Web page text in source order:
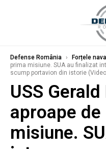
Defense România › Forțele
prima misiune. SUA au finalizat
scump portavion din istorie
USS Gerald
aproape
misiune.